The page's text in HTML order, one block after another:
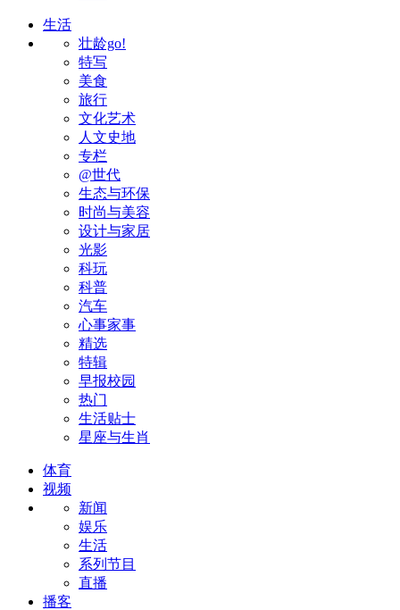
生活
壮龄go!
特写
美食
旅行
文化艺术
人文史地
专栏
@世代
生态与环保
时尚与美容
设计与家居
光影
科玩
科普
汽车
心事家事
精选
特辑
早报校园
热门
生活贴士
星座与生肖
体育
视频
新闻
娱乐
生活
系列节目
直播
播客